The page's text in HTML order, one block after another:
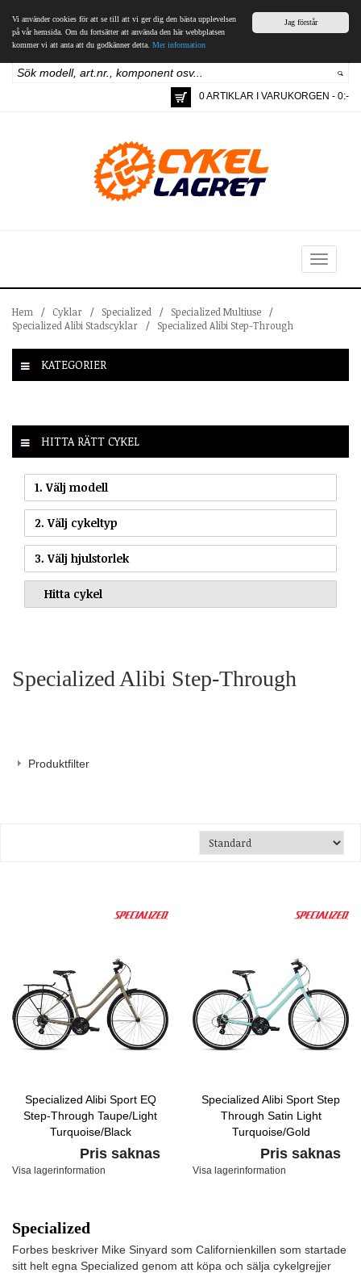
Jag förstår
Vi använder cookies för att se till att vi ger dig den bästa upplevelsen
på vår hemsida. Om du fortsätter att använda den här webbplatsen
kommer vi att anta att du godkänner detta. Mer information
0 ARTIKLAR I VARUKORGEN - 0:-
Toggle
navigation
Hem / Cyklar / Specialized / Specialized Multiuse
/
Specialized Alibi Stadscyklar
/ Specialized Alibi Step-Through
KATEGORIER
HITTA RÄTT CYKEL
1. Välj modell
2. Välj cykeltyp
3. Välj hjulstorlek
Specialized Alibi Step-Through
Produktfilter
Specialized Alibi Sport EQ
Step-Through Taupe/Light
Turquoise/Black
Pris saknas
Visa lagerinformation
Specialized Alibi Sport Step
Through Satin Light
Turquoise/Gold
Pris saknas
Visa lagerinformation
Specialized
Forbes beskriver Mike Sinyard som Californienkillen som startade
sitt helt egna Specialized genom att köpa och sälja cykelgrejjer